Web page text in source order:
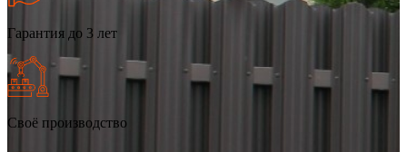
Гарантия до 3 лет
Своё производство